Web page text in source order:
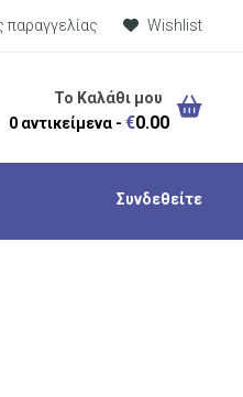
παραγγελίας Visit Link
Wishlist
Το Καλάθι μου
0 αντικείμενα - €0.00
Συνδεθείτε